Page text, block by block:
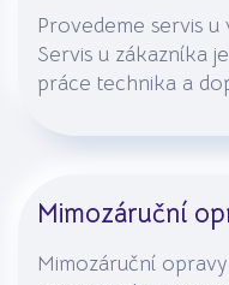
Provedeme servis u
Servis u zákazníka
práce technika a
Mimozáruční
Mimozáruční